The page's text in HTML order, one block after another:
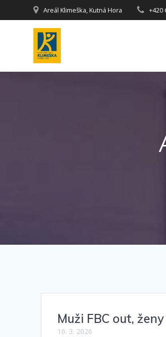
Areál Klimeška, Kutná Hora +420
Muži FBC out,
16. 3. 2026